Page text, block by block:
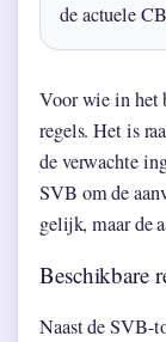
de actuele
Voor wie in het
regels. Het is
de verwachte
SVB om de
gelijk, maar de
Beschikbare
Naast de SVB-